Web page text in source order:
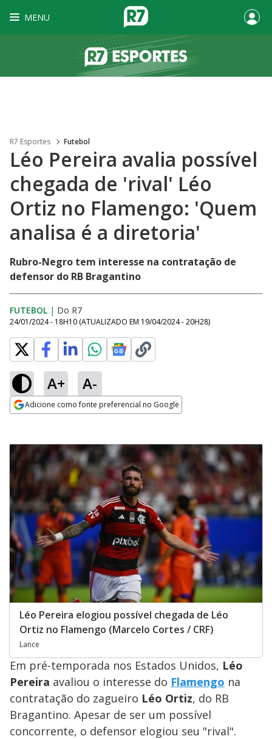
MENU
R7 Esportes Futebol
Léo Pereira avalia possível
chegada de 'rival' Léo
Ortiz no Flamengo: 'Quem
analisa é a diretoria'
Rubro-Negro tem interesse na contratação de
defensor do RB Bragantino
FUTEBOL | Do R7
24/01/2024 - 18H10 (ATUALIZADO EM 19/04/2024 - 20H28)
A+ A-
Adicione como fonte preferencial no Google
Léo Pereira elogiou possível chegada de Léo
Ortiz no Flamengo (Marcelo Cortes / CRF)
Lance
Em pré-temporada nos Estados Unidos, Léo
Pereira avaliou o interesse do Flamengo na
contratação do zagueiro Léo Ortiz, do RB
Bragantino. Apesar de ser um possível
concorrente, o defensor elogiou seu "rival".